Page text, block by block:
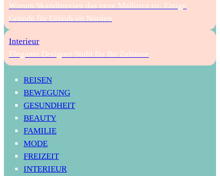
Warum Skandinavien das neue Mallorca ist: Einige
Gründe für Urlaub im Norden
Interieur
Elegante Designer Stuhl für Ihr Zuhause
REISEN
BEWEGUNG
GESUNDHEIT
BEAUTY
FAMILIE
MODE
FREIZEIT
INTERIEUR